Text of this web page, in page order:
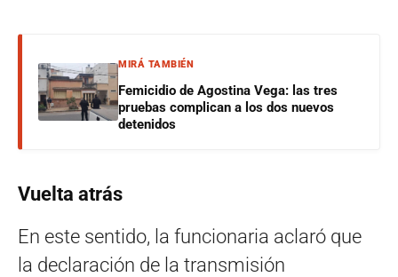
MIRÁ TAMBIÉN
Femicidio de Agostina Vega: las tres
pruebas complican a los dos nuevos
detenidos
Vuelta atrás
En este sentido, la funcionaria aclaró que
la declaración de la transmisión